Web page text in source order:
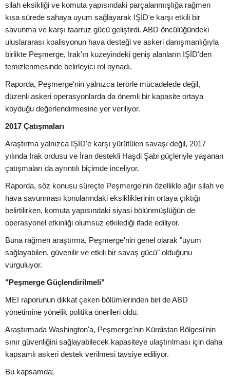
silah eksikliği ve komuta yapısındaki parçalanmışlığa rağmen
kısa sürede sahaya uyum sağlayarak IŞİD'e karşı etkili bir
savunma ve karşı taarruz gücü geliştirdi. ABD öncülüğündeki
uluslararası koalisyonun hava desteği ve askeri danışmanlığıyla
birlikte Peşmerge, Irak'ın kuzeyindeki geniş alanların IŞİD'den
temizlenmesinde belirleyici rol oynadı.
Raporda, Peşmerge'nin yalnızca terörle mücadelede değil,
düzenli askeri operasyonlarda da önemli bir kapasite ortaya
koyduğu değerlendirmesine yer veriliyor.
2017 Çatışmaları
Araştırma yalnızca IŞİD'e karşı yürütülen savaşı değil, 2017
yılında Irak ordusu ve İran destekli Haşdi Şabi güçleriyle yaşanan
çatışmaları da ayrıntılı biçimde inceliyor.
Raporda, söz konusu süreçte Peşmerge'nin özellikle ağır silah ve
hava savunması konularındaki eksikliklerinin ortaya çıktığı
belirtilirken, komuta yapısındaki siyasi bölünmüşlüğün de
operasyonel etkinliği olumsuz etkilediği ifade ediliyor.
Buna rağmen araştırma, Peşmerge'nin genel olarak "uyum
sağlayabilen, güvenilir ve etkili bir savaş gücü" olduğunu
vurguluyor.
"Peşmerge Güçlendirilmeli"
MEI raporunun dikkat çeken bölümlerinden biri de ABD
yönetimine yönelik politika önerileri oldu.
Araştırmada Washington'a, Peşmerge'nin Kürdistan Bölgesi'nin
sınır güvenliğini sağlayabilecek kapasiteye ulaştırılması için daha
kapsamlı askeri destek verilmesi tavsiye ediliyor.
Bu kapsamda;